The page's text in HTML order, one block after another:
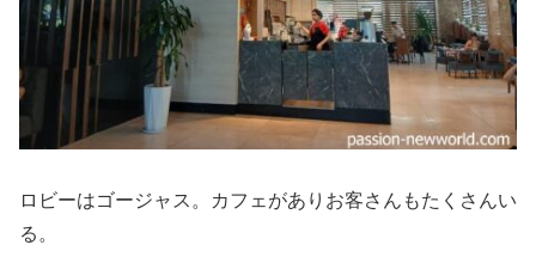
ロビーはゴージャス。カフェがありお客さんもたくさんい
る。